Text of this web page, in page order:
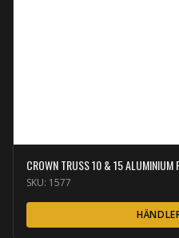
CROWN TRUSS 10 & 15 ALUMINIUM
SKU: 1577